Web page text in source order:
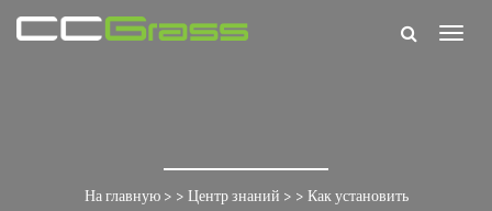
На главную> > Центр знаний > > Как установить